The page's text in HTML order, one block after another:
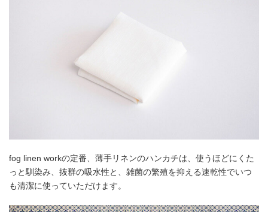
fog linen workの定番、薄手リネンのハンカチは、使うほどにくた
っと馴染み、抜群の吸水性と、雑菌の繁殖を抑える速乾性でいつ
も清潔に使っていただけます。